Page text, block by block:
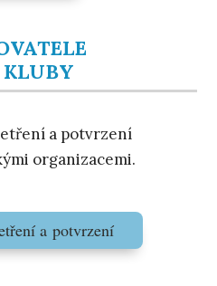
KLUBY
a potvrzení
organizacemi.
a potvrzení